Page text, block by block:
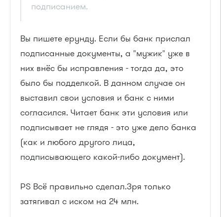
подписанием.
Вы пишете ерунду. Если бы банк прислал
подписанные документы, а "мужик" уже в
них внёс бы исправления - тогда да, это
было бы подделкой. В данном случае он
выставил свои условия и банк с ними
согласился. Читает банк эти условия или
подписывает не глядя - это уже дело банка
(как и любого другого лица,
подписывающего какой-либо документ).
PS Всё правильно сделал.Зря только
затягивал с иском на 24 млн.